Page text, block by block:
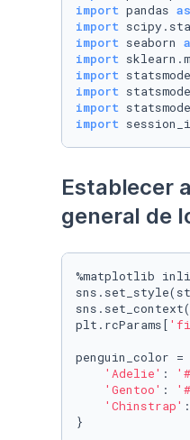
import pandas as
import
import seaborn
import
import
import
import
import
Establecer
general de
%matplotlib
plt.rcParams[
penguin_color
'Adelie' :
'Gentoo' :
'Chinstrap' :
}